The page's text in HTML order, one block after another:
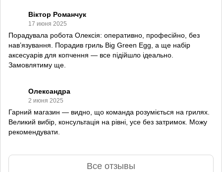
Віктор Романчук
17 июня 2025
Порадувала робота Олексія: оперативно, професійно, без
нав’язування. Порадив гриль Big Green Egg, а ще набір
аксесуарів для копчення — все підійшло ідеально.
Замовлятиму ще.
Олександра
2 июня 2025
Гарний магазин — видно, що команда розуміється на грилях.
Великий вибір, консультація на рівні, усе без затримок. Можу
рекомендувати.
Все отзывы